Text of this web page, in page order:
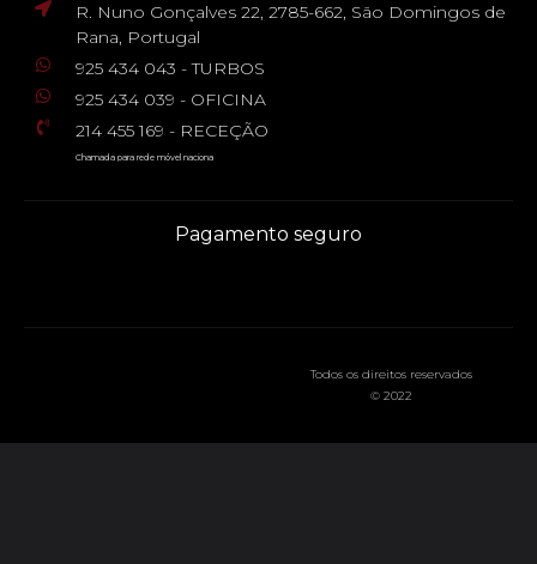
R. Nuno Gonçalves 22, 2785-662, São Domingos de
Rana, Portugal
925 434 043 - TURBOS
925 434 039 - OFICINA
214 455 169 - RECEÇÃO
Chamada para rede móvel naciona
Pagamento seguro
Todos os direitos reservados
© 2022